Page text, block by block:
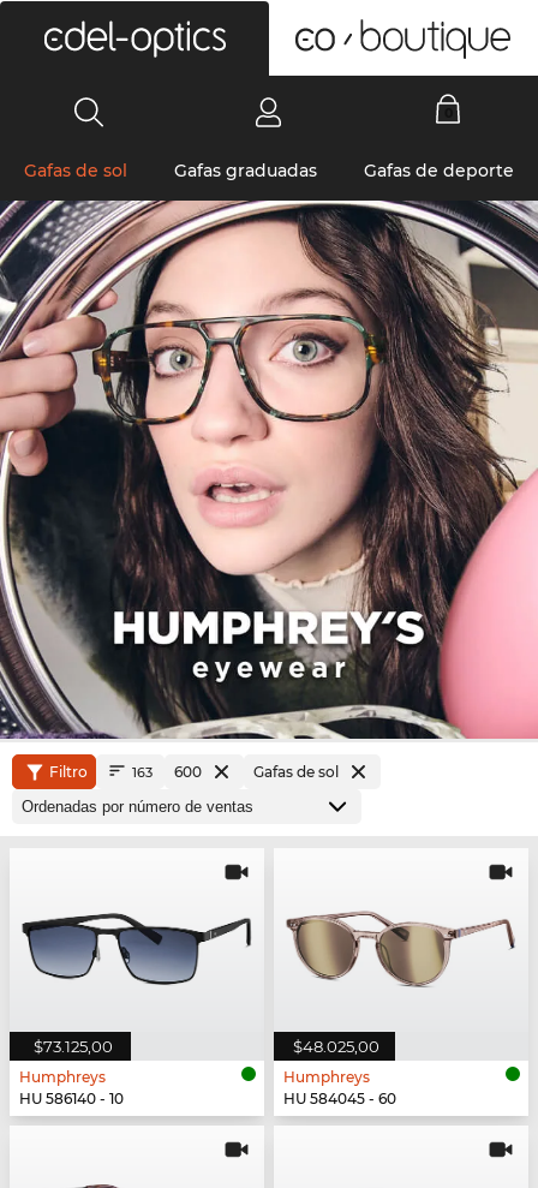
Gafas de sol Gafas graduadas Gafas de deporte
Filtro 163 600 Gafas de sol
$73.125,00
Humphreys
HU 586140 - 10
$48.025,00
Humphreys
HU 584045 - 60